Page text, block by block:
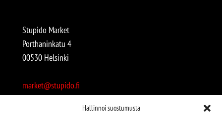
Hallinnoi suostumusta
Stupido Market
Porthaninkatu 4
00530 Helsinki
market@stupido.fi